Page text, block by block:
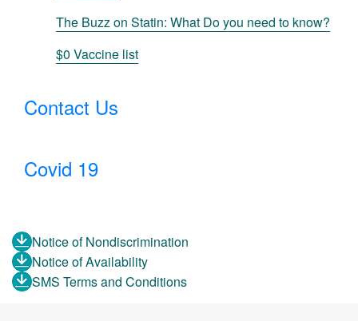
The Buzz on Statin: What Do you need to know?
$0 Vaccine list
Contact Us
Covid 19
Notice of Nondiscrimination
Notice of Availability
SMS Terms and Conditions